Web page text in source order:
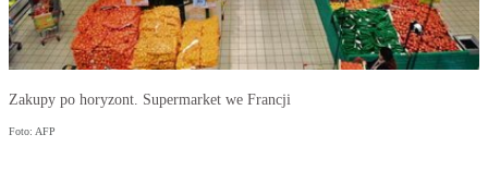
Zakupy po horyzont. Supermarket we Francji
Foto: AFP